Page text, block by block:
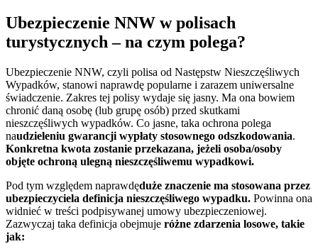
Ubezpieczenie NNW w polisach
turystycznych – na czym polega?
Ubezpieczenie NNW, czyli polisa od Następstw Nieszczęśliwych
Wypadków, stanowi naprawdę popularne i zarazem uniwersalne
świadczenie. Zakres tej polisy wydaje się jasny. Ma ona bowiem
chronić daną osobę (lub grupę osób) przed skutkami
nieszczęśliwych wypadków. Co jasne, taka ochrona polega
naudzieleniu gwarancji wypłaty stosownego odszkodowania.
Konkretna kwota zostanie przekazana, jeżeli osoba/osoby
objęte ochroną ulegną nieszczęśliwemu wypadkowi.
Pod tym względem naprawdęduże znaczenie ma stosowana przez
ubezpieczyciela definicja nieszczęśliwego wypadku. Powinna ona
widnieć w treści podpisywanej umowy ubezpieczeniowej.
Zazwyczaj taka definicja obejmuje różne zdarzenia losowe, takie
jak: